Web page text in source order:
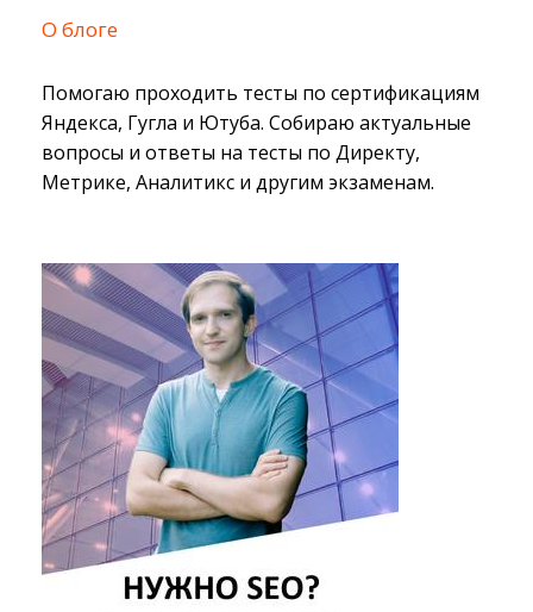
О блоге
Помогаю проходить тесты по сертификациям
Яндекса, Гугла и Ютуба. Собираю актуальные
вопросы и ответы на тесты по Директу,
Метрике, Аналитикс и другим экзаменам.